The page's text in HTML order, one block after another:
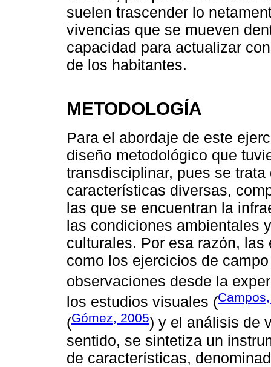
suelen trascender lo
vivencias que se mueven
capacidad para actualizar
de los habitantes.
METODOLOGÍA
Para el abordaje de este
diseño metodológico que
transdisciplinar, pues se
características diversas,
las que se encuentran la
las condiciones ambientales
culturales. Por esa razón,
como los ejercicios de
observaciones desde la
los estudios visuales (
(Gómez, 2005) y el análisis de
sentido, se sintetiza un
de características,